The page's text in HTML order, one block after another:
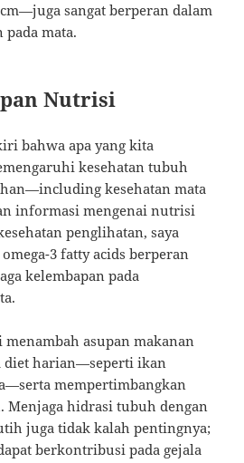
sangat berperan dalam
pada mata.
Nutrisi
bahwa apa yang kita
kesehatan tubuh
kesehatan mata
informasi mengenai nutrisi
penglihatan, saya
3 fatty acids berperan
kelembapan pada
menambah asupan makanan
diet harian—seperti ikan
mempertimbangkan
Menjaga hidrasi tubuh dengan
juga tidak kalah pentingnya;
berkontribusi pada gejala